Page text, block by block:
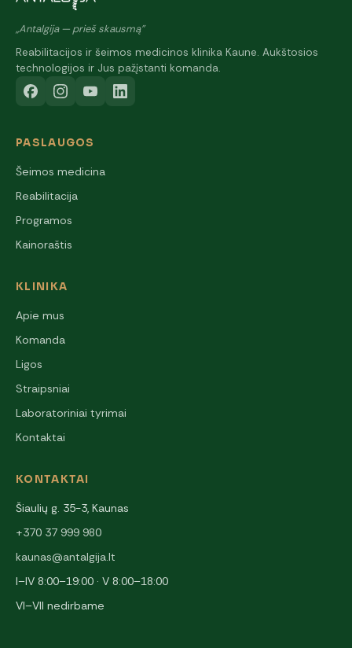
„Antalgija — prieš skausmą"
Reabilitacijos ir šeimos medicinos klinika Kaune. Aukštosios
technologijos ir Jus pažįstanti komanda.
PASLAUGOS
Šeimos medicina
Reabilitacija
Programos
Kainoraštis
KLINIKA
Apie mus
Komanda
Ligos
Straipsniai
Laboratoriniai tyrimai
Kontaktai
KONTAKTAI
Šiaulių g. 35-3, Kaunas
+370 37 999 980
kaunas@antalgija.lt
I–IV 8:00–19:00 · V 8:00–18:00
VI–VII nedirbame